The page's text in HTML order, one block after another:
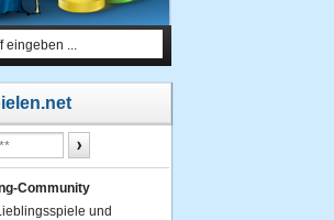
Community
und